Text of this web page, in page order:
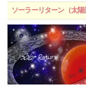
ソーラーリターン（太